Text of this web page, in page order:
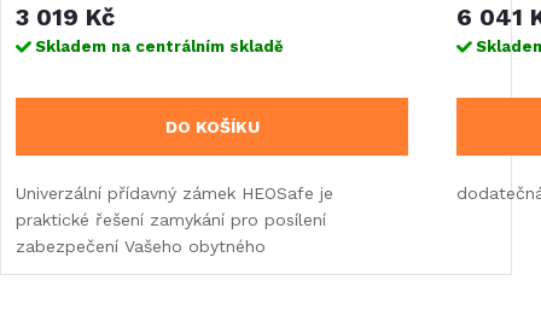
3 019 Kč
Skladem na centrálním skladě
DO KOŠÍKU
Univerzální přídavný zámek HEOSafe je
praktické řešení zamykání pro posílení
zabezpečení Vašeho obytného
6 041